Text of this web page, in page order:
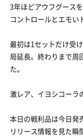
3年ほどアウフグース
コントロールとエモい
最初は1セットだけ受
局延長。終わりまで周
た。
激レア、イヨシコーラ
本日の戦利品は今日発
リリース情報を見た